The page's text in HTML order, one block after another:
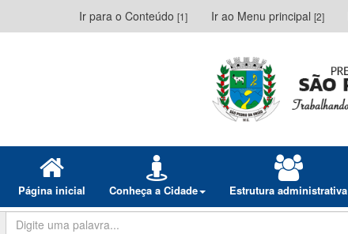
Ir para o Conteúdo [1] Ir ao Menu principal [2]
Página inicial Conheça a Cidade Estrutura administrativa